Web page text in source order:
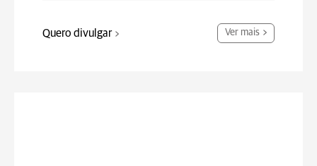
Quero divulgar Ver mais